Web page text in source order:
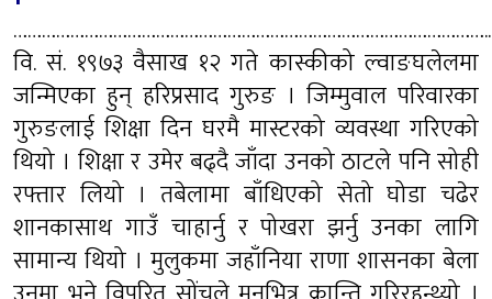
………………………………………………………………………………………..
वि. सं. १९७३ वैसाख १२ गते कास्कीको ल्वाङघलेलमा
जन्मिएका हुन् हरिप्रसाद गुरुङ । जिम्मुवाल परिवारका
गुरुङलाई शिक्षा दिन घरमै मास्टरको व्यवस्था गरिएको
थियो । शिक्षा र उमेर बढ्दै जाँदा उनको ठाटले पनि सोही
रफ्तार लियो । तबेलामा बाँधिएको सेतो घोडा चढेर
शानकासाथ गाउँ चाहार्नु र पोखरा झर्नु उनका लागि
सामान्य थियो । मुलुकमा जहाँनिया राणा शासनका बेला